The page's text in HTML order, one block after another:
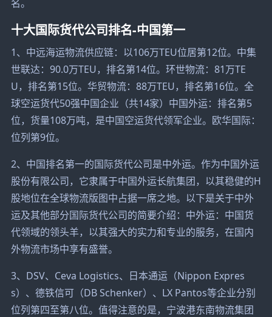
名。
十大国际货代公司排名-中国第一
1、中远海运物流供应链：以106万TEU位居第12位。中集
世联达：90.0万TEU，排名第14位。环世物流：81万TE
U，排名第15位。华贸物流：88万TEU，排名第16位。全
球空运货代50强中国企业（共14家）中国外运：排名第5
位，货量108万吨，是中国空运货代领军企业。欧华国际：
位列第9位。
2、中国排名第一的国际货代公司是中外运。作为中国外运
股份有限公司，它隶属于中国外运长航集团，以其稳健的H
股地位在全球物流版图中占据一席之地。以下是关于中外
运及其他部分国际货代公司的简要介绍：中外运：中国货
代领域的领头羊，以其强大的实力和专业的服务，在国内
外物流市场中享有盛誉。
3、DSV、Ceva Logistics、日本通运（Nippon Expres
s）、德铁信可（DB Schenker）、LX Pantos等企业分别
位列第四至第八位。值得注意的是，宁波港东南物流集团